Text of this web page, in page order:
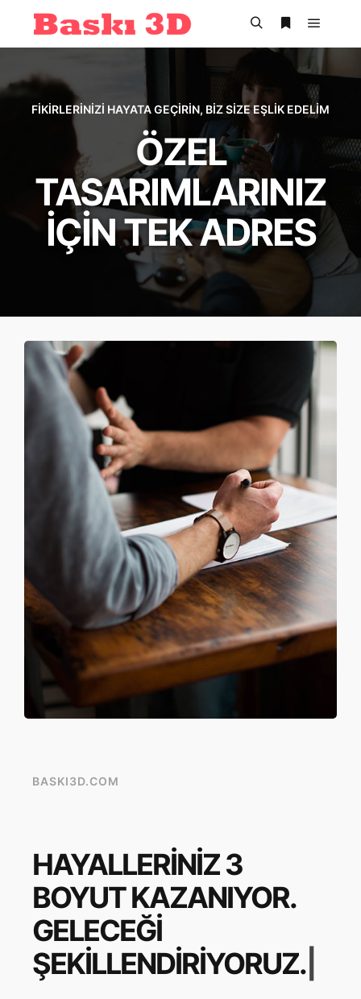
FIKIRLERINIZI HAYATA GEÇIRIN, BIZ SIZE EŞLIK EDELIM
ÖZEL
TASARIMLARINIZ
IÇIN TEK ADRES
BASKI3D.COM
HAYALLERINIZ 3
BOYUT KAZANIYOR.
GELECEĞI
ŞEKILLENDIRIYORUZ.